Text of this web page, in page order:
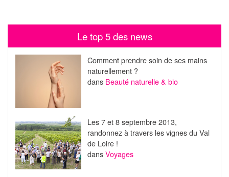
Le top 5 des news
Comment prendre soin de ses mains
naturellement ?
dans Beauté naturelle & bio
Les 7 et 8 septembre 2013,
randonnez à travers les vignes du Val
de Loire !
dansVoyages